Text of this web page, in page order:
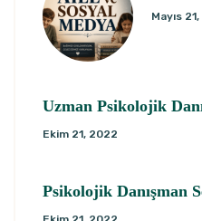
Mayıs
Uzman Psikolojik
Ekim 21, 2022
Psikolojik Danışman